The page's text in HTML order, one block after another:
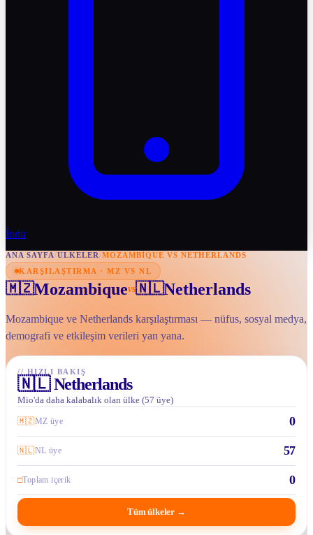
İndir
ANA SAYFA/ULKELER/MOZAMBIQUE VS NETHERLANDS
KARŞILAŞTIRMA · MZ VS NL
🇲🇿Mozambiquevs🇳🇱Netherlands
Mozambique ve Netherlands karşılaştırması — nüfus, sosyal medya,
demografi ve etkileşim verileri yan yana.
// HIZLI BAKIŞ
🇳🇱 Netherlands
Mio'da daha kalabalık olan ülke (57 üye)
🇲🇿MZ üye 0
🇳🇱NL üye 57
□Toplam içerik 0
Tüm ülkeler →